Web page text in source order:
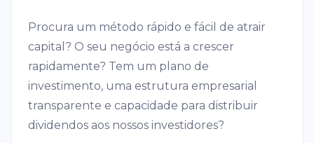
Procura um método rápido e fácil de atrair
capital? O seu negócio está a crescer
rapidamente? Tem um plano de
investimento, uma estrutura empresarial
transparente e capacidade para distribuir
dividendos aos nossos investidores?